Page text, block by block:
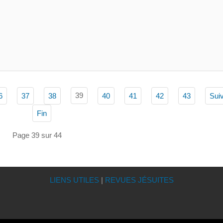
37 38 39 40 41 42 43
Fin
Page 39 sur 44
LIENS UTILES| REVUES JÉSUITES